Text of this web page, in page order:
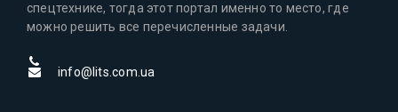
спецтехнике, тогда этот портал именно то место, где
можно решить все перечисленные задачи.
info@lits.com.ua